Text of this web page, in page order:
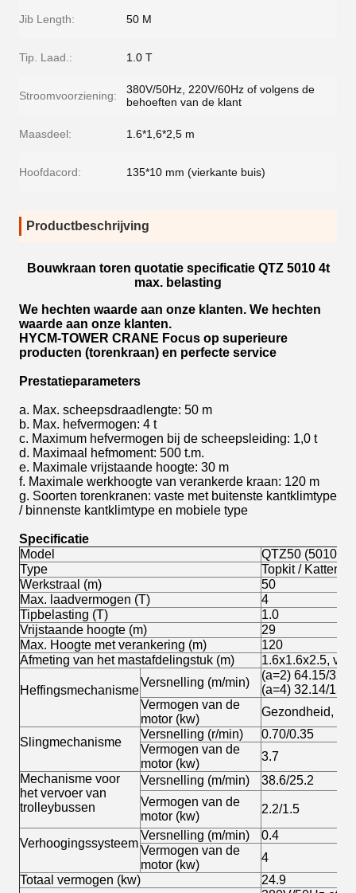
Jib Length: 50 M
Tip. Laad.: 1.0 T
Stroomvoorziening:
380V/50Hz, 220V/60Hz of volgens de
behoeften van de klant
Maasdeel: 1.6*1,6*2,5 m
Hoofdacord: 135*10 mm (vierkante buis)
Productbeschrijving
Bouwkraan toren quotatie specificatie QTZ 5010 4t
max. belasting
We hechten waarde aan onze klanten. We hechten
waarde aan onze klanten.
HYCM-TOWER CRANE Focus op superieure
producten (torenkraan) en perfecte service
Prestatieparameters
a. Max. scheepsdraadlengte: 50 m
b. Max. hefvermogen: 4 t
c. Maximum hefvermogen bij de scheepsleiding: 1,0 t
d. Maximaal hefmoment: 500 t.m.
e. Maximale vrijstaande hoogte: 30 m
f. Maximale werkhoogte van verankerde kraan: 120 m
g. Soorten torenkranen: vaste met buitenste kantklimtype
/ binnenste kantklimtype en mobiele type
Specificatie
Model
QTZ50 (5010)
Type
Topkit /
Werkstraal (m)
50
Max. laadvermogen (T)
4
Tipbelasting (T)
1.0
Vrijstaande hoogte (m)
29
Max. Hoogte met verankering (m)
120
Afmeting van het mastafdelingstuk (m)
1.6x1.6x2.5,
Heffingsmechanisme
Versnelling (m/min)
(a=2) 64.15/
(a=4) 32.14/
Vermogen van de
motor (kw)
Gezondheid,
Slingmechanisme
Versnelling (r/min)
0.70/0.35
Vermogen van de
motor (kw)
3.7
Mechanisme voor
het vervoer van
trolleybussen
Versnelling (m/min)
38.6/25.2
Vermogen van de
motor (kw)
2.2/1.5
Verhoogingssysteem
Versnelling (m/min)
0.4
Vermogen van de
motor (kw)
4
Totaal vermogen (kw)
24.9